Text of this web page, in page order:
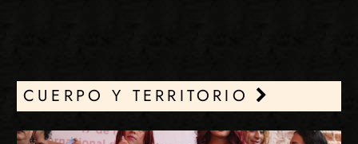
CUERPO Y TERRITORIO